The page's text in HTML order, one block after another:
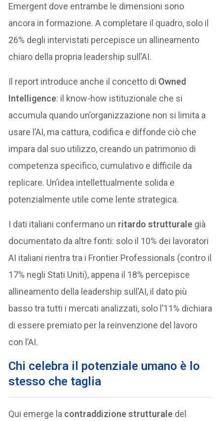
Emergent dove entrambe le dimensioni sono
ancora in formazione. A completare il quadro, solo il
26% degli intervistati percepisce un allineamento
chiaro della propria leadership sull’AI.
Il report introduce anche il concetto di Owned
Intelligence: il know-how istituzionale che si
accumula quando un’organizzazione non si limita a
usare l’AI, ma cattura, codifica e diffonde ciò che
impara dal suo utilizzo, creando un patrimonio di
competenza specifico, cumulativo e difficile da
replicare. Un’idea intellettualmente solida e
potenzialmente utile come lente strategica.
I dati italiani confermano un ritardo strutturale già
documentato da altre fonti: solo il 10% dei lavoratori
AI italiani rientra tra i Frontier Professionals (contro il
17% negli Stati Uniti), appena il 18% percepisce
allineamento della leadership sull’AI, il dato più
basso tra tutti i mercati analizzati, solo l’11% dichiara
di essere premiato per la reinvenzione del lavoro
con l’AI.
Chi celebra il potenziale umano è lo
stesso che taglia
Qui emerge la contraddizione strutturale del